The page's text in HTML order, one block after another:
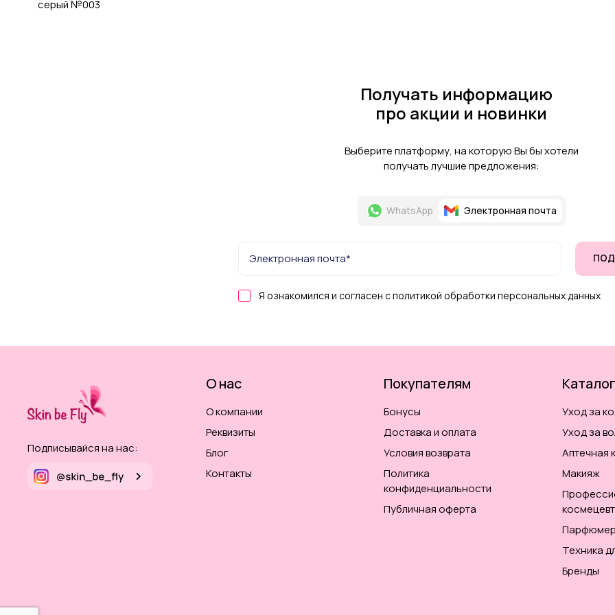
серый №003
Получать информацию
про акции и новинки
Выберите платформу, на которую Вы бы хотели
получать лучшие предложения:
WhatsApp Электронная почта
Я ознакомился и согласен с политикой обработки персональных данных
Подписывайся на нас:
О нас
О компании
Реквизиты
Блог
Контакты
Покупателям
Бонусы
Доставка и оплата
Условия возврата
Политика
конфиденциальности
Публичная оферта
Каталог
Уход за
Уход за
Аптечная
Макияж
Техника
Бренды